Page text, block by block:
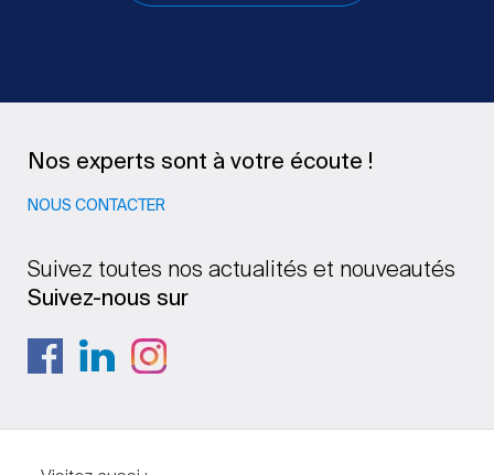
Nos experts sont à votre écoute !
NOUS CONTACTER
Suivez toutes nos actualités et nouveautés
Suivez-nous sur